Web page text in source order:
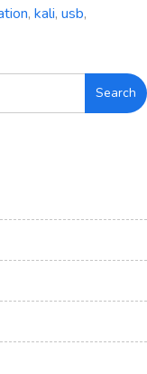
, kali, usb,
Search